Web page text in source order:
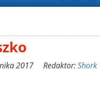
2017 Redaktor:Shork